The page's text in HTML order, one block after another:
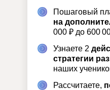
Рассчитаете,
Узнаете 2
стратегии
наших
Пошаговый
на
000 ₽ до 600